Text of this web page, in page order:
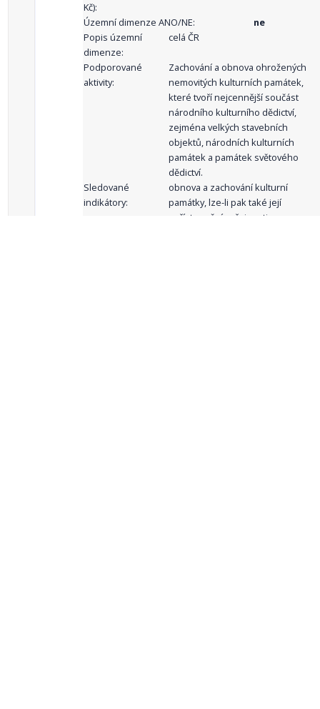
Kč):
Územní dimenze ANO/NE:
ne
Popis územní
dimenze:
celá ČR
Podporované
aktivity:
Zachování a obnova ohrožených
nemovitých kulturních památek,
které tvoří nejcennější součást
národního kulturního dědictví,
zejména velkých stavebních
objektů, národních kulturních
památek a památek světového
dědictví.
Sledované
indikátory:
obnova a zachování kulturní
památky, lze-li pak také její
zpřístupnění veřejnosti